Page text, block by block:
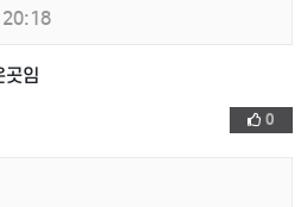
곳임
0